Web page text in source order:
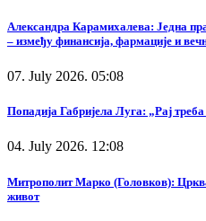
Александра Карамихалева: Једна
– између финансија, фармације и
07. July 2026. 05:08
Попадија Габријела Луга: „Рај
04. July 2026. 12:08
Митрополит Марко (Головков):
живот